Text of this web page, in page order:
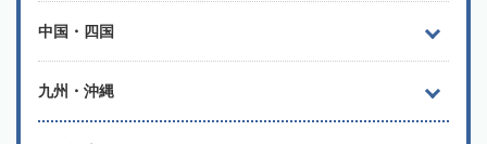
中国・四国
九州・沖縄